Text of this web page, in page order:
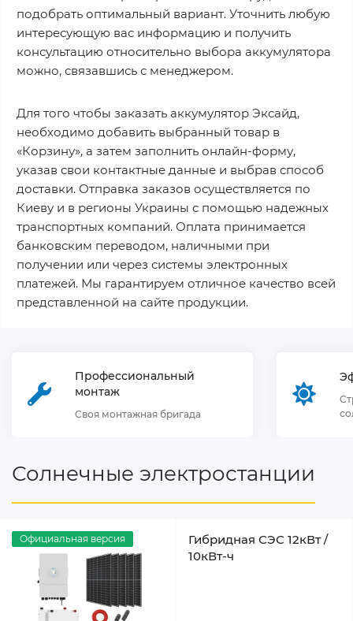
подобрать оптимальный вариант. Уточнить любую
интересующую вас информацию и получить
консультацию относительно выбора аккумулятора
можно, связавшись с менеджером.
Для того чтобы заказать аккумулятор Эксайд,
необходимо добавить выбранный товар в
«Корзину», а затем заполнить онлайн-форму,
указав свои контактные данные и выбрав способ
доставки. Отправка заказов осуществляется по
Киеву и в регионы Украины с помощью надежных
транспортных компаний. Оплата принимается
банковским переводом, наличными при
получении или через системы электронных
платежей. Мы гарантируем отличное качество всей
представленной на сайте продукции.
Профессиональный
монтаж
Своя монтажная бригада
Солнечные электростанции
Официальная версия
Гибридная СЭС 12кВт /
10кВт-ч